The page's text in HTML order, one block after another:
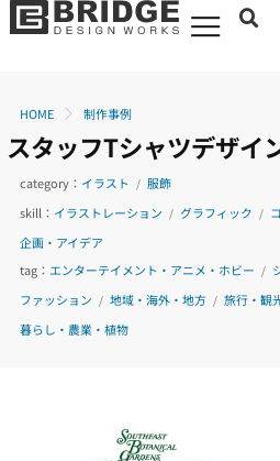
HOME 制作事例
スタッフTシャツデザイ
category： イラスト / 服飾
skill： イラストレーション / グラフィック /
企画・アイデア
tag： エンターテイメント・アニメ・ホビー /
ファッション / 地域・海外・地方 / 旅行・観
暮らし・農業・植物